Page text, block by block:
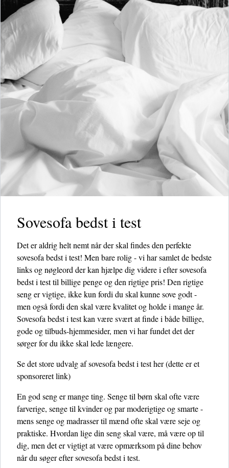
Sovesofa bedst i test
Det er aldrig helt nemt når der skal findes den perfekte
sovesofa bedst i test! Men bare rolig - vi har samlet de bedste
links og nøgleord der kan hjælpe dig videre i efter sovesofa
bedst i test til billige penge og den rigtige pris! Den rigtige
seng er vigtige, ikke kun fordi du skal kunne sove godt -
men også fordi den skal være kvalitet og holde i mange år.
Sovesofa bedst i test kan være svært at finde i både billige,
gode og tilbuds-hjemmesider, men vi har fundet det der
sørger for du ikke skal lede længere.
Se det store udvalg af sovesofa bedst i test her(dette er et
sponsoreret link)
En god seng er mange ting. Senge til børn skal ofte være
farverige, senge til kvinder og par moderigtige og smarte -
mens senge og madrasser til mænd ofte skal være seje og
praktiske. Hvordan lige din seng skal være, må være op til
dig, men det er vigtigt at være opmærksom på dine behov
når du søger efter sovesofa bedst i test.